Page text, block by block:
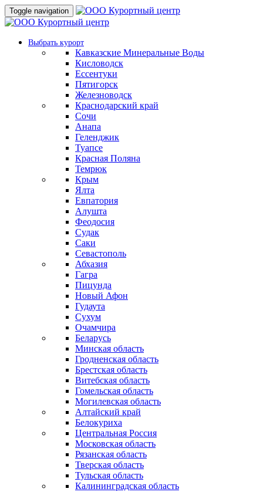
Toggle navigation
Выбрать курорт
Кавказские Минеральные Воды
Кисловодск
Ессентуки
Пятигорск
Железноводск
Краснодарский край
Сочи
Анапа
Геленджик
Туапсе
Красная Поляна
Темрюк
Крым
Ялта
Евпатория
Алушта
Феодосия
Судак
Саки
Севастополь
Абхазия
Гагра
Пицунда
Новый Афон
Гудаута
Сухум
Очамчира
Беларусь
Минская область
Гродненская область
Брестская область
Витебская область
Гомельская область
Могилевская область
Алтайский край
Белокуриха
Центральная Россия
Московская область
Рязанская область
Тверская область
Тульская область
Калининградская область